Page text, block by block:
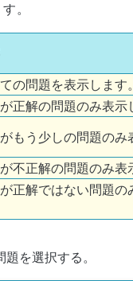
。
の問題を表示します。
正解の問題のみ表示
もう少しの問題のみ
不正解の問題のみ表
正解ではない問題の
を選択する。